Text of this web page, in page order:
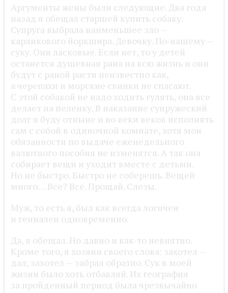
Аргументы жены были следующие. Два года
назад я обещал старшей купить собаку.
Супруга выбрала наименьшее зло —
карликового йоркшира. Девочку. По‑нашему —
суку. Они ласковые. Если нет, то у детей
останется душевная рана на всю жизнь и они
будут с раной расти неизвестно как,
а черепахи и морские свинки не спасают.
С этой собакой не надо ходить гулять, она все
делает на пеленку. В наказание супружеский
долг я буду отныне и во веки веков исполнять
сам с собой в одиночной комнате, хотя мои
обязанности по выдаче еженедельного
валютного пособия не изменятся. А так она
собирает вещи и уходит вместе с детьми.
Но не быстро. Быстро не соберешь. Вещей
много… Все? Все. Прощай. Слезы.
Муж, то есть я, был как всегда логичен
и гениален одновременно.
Да, я обещал. Но давно и как‑то невнятно.
Кроме того, я хозяин своего слова: захотел —
дал, захотел — забрал обратно. Сук в моей
жизни было хоть отбавляй. Их география
за пройденный период была чрезвычайно